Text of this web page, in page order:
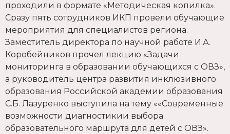
проходили в формате «Методическая копилка».
Сразу пять сотрудников ИКП провели обучающие
мероприятия для специалистов региона.
Заместитель директора по научной работе И.А.
Коробейников прочел лекцию «Задачи
мониторинга в образовании обучающихся с ОВЗ»,
а руководитель центра развития инклюзивного
образования Российской академии образования
С.Б. Лазуренко выступила на тему ««Современные
возможности диагностикии выбора
образовательного маршрута для детей с ОВЗ».